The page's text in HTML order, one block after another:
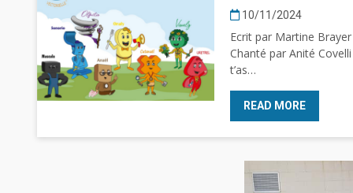
10/11/2024
Ecrit par Martine Brayer
Chanté par Anité Covelli
t’as…
READ MORE